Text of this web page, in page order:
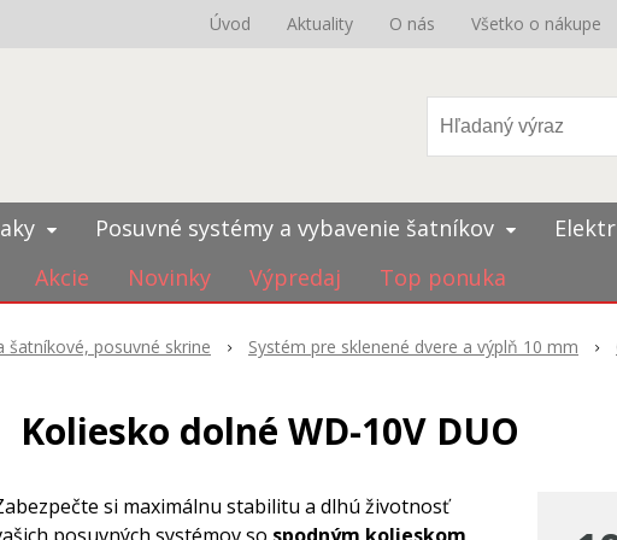
Úvod Aktuality O nás Všetko o nákupe
Posuvné systémy a vybavenie šatníkov
Akcie
Novinky Výpredaj Top ponuka
šatníkové, posuvné skrine Systém pre sklenené dvere a výplň 10 mm
Koliesko dolné WD-10V DUO
si maximálnu stabilitu a dlhú životnosť